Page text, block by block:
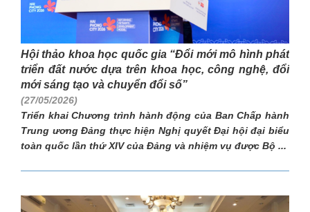
Hội thảo khoa học quốc gia “Đổi mới mô hình phát
triển đất nước dựa trên khoa học, công nghệ, đổi
mới sáng tạo và chuyển đổi số”
(27/05/2026)
Triển khai Chương trình hành động của Ban Chấp hành
Trung ương Đảng thực hiện Nghị quyết Đại hội đại biểu
toàn quốc lần thứ XIV của Đảng và nhiệm vụ được Bộ ...